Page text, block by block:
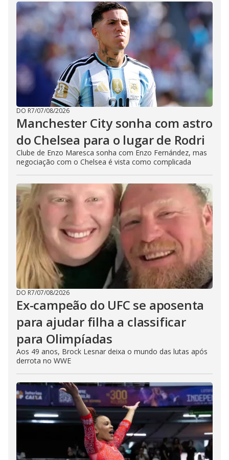
DO R7/07/08/2026
Manchester City sonha com astro
do Chelsea para o lugar de Rodri
Clube de Enzo Maresca sonha com Enzo Fernández, mas
negociação com o Chelsea é vista como complicada
DO R7/07/08/2026
Ex-campeão do UFC se aposenta
para ajudar filha a classificar
para Olimpíadas
Aos 49 anos, Brock Lesnar deixa o mundo das lutas após
derrota no WWE